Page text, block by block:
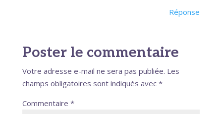
Réponse
Poster le commentaire
Votre adresse e-mail ne sera pas publiée. Les
champs obligatoires sont indiqués avec *
Commentaire *